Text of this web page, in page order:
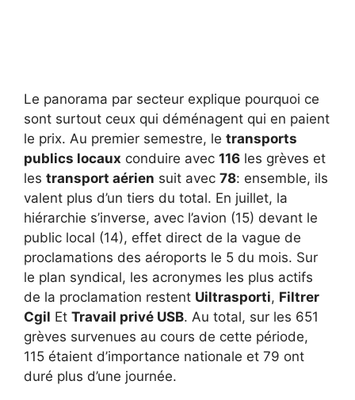
Le panorama par secteur explique pourquoi ce
sont surtout ceux qui déménagent qui en paient
le prix. Au premier semestre, le transports
publics locaux conduire avec 116 les grèves et
les transport aérien suit avec 78: ensemble, ils
valent plus d’un tiers du total. En juillet, la
hiérarchie s’inverse, avec l’avion (15) devant le
public local (14), effet direct de la vague de
proclamations des aéroports le 5 du mois. Sur
le plan syndical, les acronymes les plus actifs
de la proclamation restent Uiltrasporti, Filtrer
Cgil Et Travail privé USB. Au total, sur les 651
grèves survenues au cours de cette période,
115 étaient d’importance nationale et 79 ont
duré plus d’une journée.